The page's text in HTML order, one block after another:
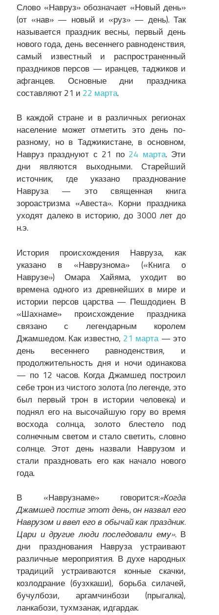
Слово «Навруз» обозначает «Новый день»
(от «нав» — новый и «руз» — день). Так
называется праздник весны, первый день
нового года, день весеннего равноденствия,
самый известный и распространенный
праздников персов — иранцев, таджиков и
афганцев. Основные дни праздника
составляют 21 и 22 марта.
В каждой стране и в различных регионах
население может отметить это день по-
разному, но в Таджикистане, в основном,
Навруз празднуют с 21 по 24 марта. Эти
дни являются выходными. Старейший
источник, где указано празднование
Навруза — это священная книга
зороастризма «Авеста». Корни праздника
уходят далеко в историю, до 3000 лет до
н.э.
История происхождения Навруза, как
указано в «Наврузнома» («Книга о
Наврузе») Омара Хайяма, уходит во
времена одного из древнейших в мире и
истории персов царства — Пешдодиен. В
«Шахнаме» происхождение праздника
связано с легендарным королем
Джамшедом. Как известно, 21 марта— это
день весеннего равноденствия, и
продолжительность дня и ночи одинакова
— по 12 часов. Когда Джамшед построил
себе трон из чистого золота (по легенде, это
был первый трон в истории человека) и
поднял его на высочайшую гору во время
восхода солнца, золото блестело под
солнечным светом и стало светить, словно
солнце. Этот день назвали Наврузом и
стали праздновать его как начало нового
года.
В «Наврузнаме» говорится:«Когда
Джамшед постиг этот день, он назвал его
Наврузом и ввел его в обычай как праздник.
Цари и другие люди последовали ему».В
дни празднования Навруза устраивают
различные мероприятия. В духе народных
традиций устраиваются конные скачки,
козлодрание (бузхкаши), борьба силачей,
бучулбози, аргамчинбози (прыгалка),
ланкабози, тухмзанак, идгардак.